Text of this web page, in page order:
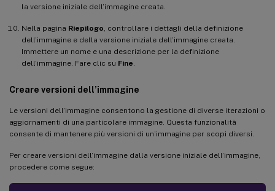
la versione iniziale dell’immagine creata.
Nella pagina Riepilogo , controllare i dettagli della definizione
dell’immagine e della versione iniziale dell’immagine creata.
Immettere un nome e una descrizione per la definizione
dell’immagine. Fare clic su Fine
Creare versioni dell’immagine
Le versioni dell’immagine consentono la gestione di diverse iterazioni o
aggiornamenti di una particolare immagine. Questa funzionalità
consente di mantenere più versioni di un’immagine per scopi diversi.
Per creare versioni dell’immagine dalla versione iniziale dell’immagine,
procedere come segue: